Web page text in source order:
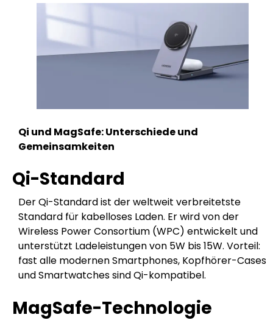
Qi und MagSafe: Unterschiede und
Gemeinsamkeiten
Qi-Standard
Der Qi-Standard ist der weltweit verbreitetste
Standard für kabelloses Laden. Er wird von der
Wireless Power Consortium (WPC) entwickelt und
unterstützt Ladeleistungen von 5W bis 15W. Vorteil:
fast alle modernen Smartphones, Kopfhörer-Cases
und Smartwatches sind Qi-kompatibel.
MagSafe-Technologie